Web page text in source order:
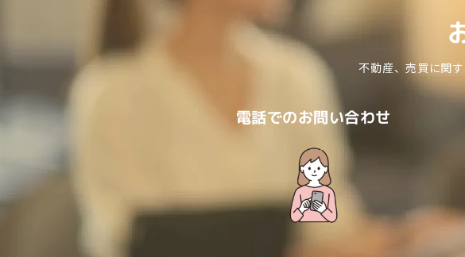
不動産、売買に関
電話でのお問い合わせ